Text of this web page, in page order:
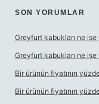
SON YORUMLAR
Greyfurt kabukları ne işe
Greyfurt kabukları ne işe
Bir ürünün fiyatının
Bir ürünün fiyatının